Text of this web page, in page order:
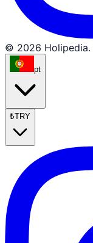
© 2026 Holipedia.
pt
₺TRY